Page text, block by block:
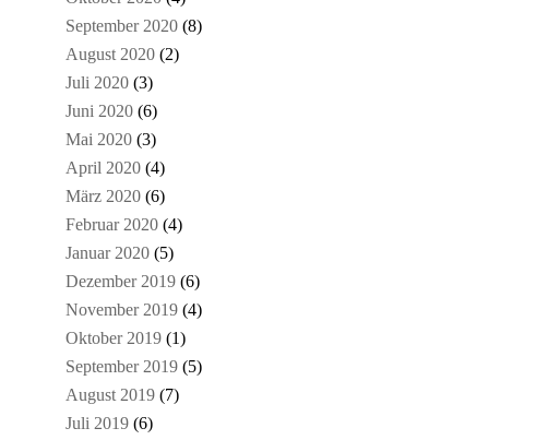
September 2020(8)
August 2020(2)
Juli 2020(3)
Juni 2020(6)
Mai 2020(3)
April 2020(4)
März 2020(6)
Februar 2020(4)
Januar 2020(5)
Dezember 2019(6)
November 2019(4)
Oktober 2019(1)
September 2019(5)
August 2019(7)
Juli 2019(6)